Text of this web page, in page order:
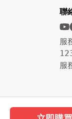
聯
服
服